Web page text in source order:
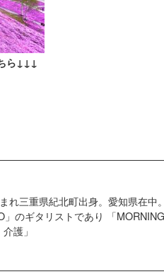
ら↓↓↓
れ三重県紀北町出身。愛知県在
」のギタリストであり 「
護」